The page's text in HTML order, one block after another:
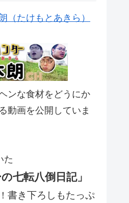
（たけもとあきら）
ンな食材をどうにか
動画を公開していま
た
七転八倒日記」
書き下ろしもたっぷ